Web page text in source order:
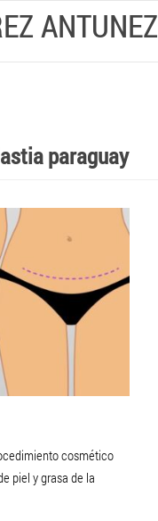
ANTUNEZ
paraguay
cosmético
piel y grasa de la